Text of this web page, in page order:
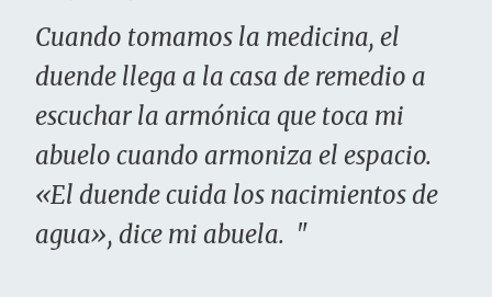
Cuando tomamos la medicina, el
duende llega a la casa de remedio a
escuchar la armónica que toca mi
abuelo cuando armoniza el espacio.
«El duende cuida los nacimientos de
agua», dice mi abuela. "